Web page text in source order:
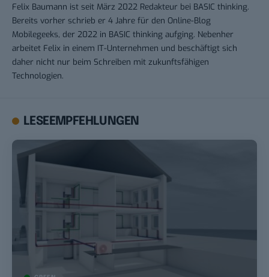
Felix Baumann ist seit März 2022 Redakteur bei BASIC thinking.
Bereits vorher schrieb er 4 Jahre für den Online-Blog
Mobilegeeks, der 2022 in BASIC thinking aufging. Nebenher
arbeitet Felix in einem IT-Unternehmen und beschäftigt sich
daher nicht nur beim Schreiben mit zukunftsfähigen
Technologien.
LESEEMPFEHLUNGEN